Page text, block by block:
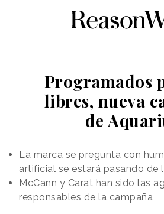
Programados
libres, nueva
de
La marca se pregunta con
artificial se estará pasando de
McCann y Carat han sido las
responsables de la campaña